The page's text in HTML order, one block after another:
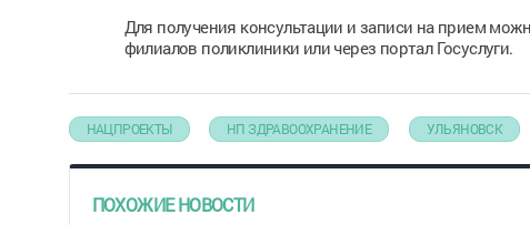
Для получения консультации и записи на прием
филиалов поликлиники или через портал Госуслуги.
НАЦПРОЕКТЫ НП ЗДРАВООХРАНЕНИЕ УЛЬЯНОВСК
ПОХОЖИЕ НОВОСТИ